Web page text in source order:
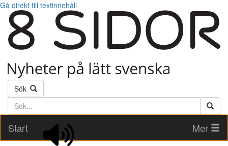
Gå direkt till textinnehåll
Sök
Söktext
Start
Mer